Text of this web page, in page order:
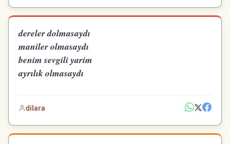
dereler dolmasaydı
maniler olmasaydı
benim sevgili yarim
ayrılık olmasaydı
dilara